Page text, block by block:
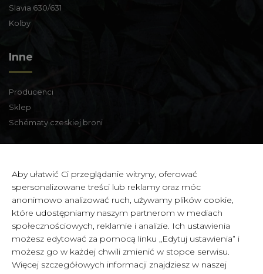
Slavia 630/631
Kolby
Inne
Producenci
Sklep
Schématy czeskiej broni
Zbraně a střelivo Karviná
Zámecká 99,
Karviná - Fryštát,
733 01 CZECH REPUBLIC
IČ: 65900634
Aby ułatwić Ci przeglądanie witryny, oferować
spersonalizowane treści lub reklamy oraz móc
anonimowo analizować ruch, używamy plików cookie,
które udostępniamy naszym partnerom w mediach
społecznościowych, reklamie i analizie. Ich ustawienia
możesz edytować za pomocą linku „Edytuj ustawienia” i
możesz go w każdej chwili zmienić w stopce serwisu.
Więcej szczegółowych informacji znajdziesz w naszej